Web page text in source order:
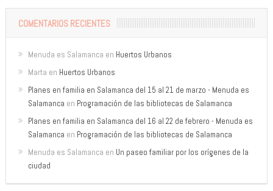
COMENTARIOS RECIENTES
Menuda es Salamanca en Huertos Urbanos
Marta en Huertos Urbanos
Planes en familia en Salamanca del 15 al 21 de marzo - Menuda es
Salamanca en Programación de las bibliotecas de Salamanca
Planes en familia en Salamanca del 16 al 22 de febrero - Menuda es
Salamanca en Programación de las bibliotecas de Salamanca
Menuda es Salamanca en Un paseo familiar por los orígenes de la
ciudad